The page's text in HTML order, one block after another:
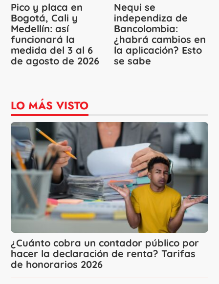
Pico y placa en
Bogotá, Cali y
Medellín: así
funcionará la
medida del 3 al 6
de agosto de 2026
Nequi se
independiza de
Bancolombia:
¿habrá cambios en
la aplicación? Esto
se sabe
LO MÁS VISTO
¿Cuánto cobra un contador público por
hacer la declaración de renta? Tarifas
de honorarios 2026